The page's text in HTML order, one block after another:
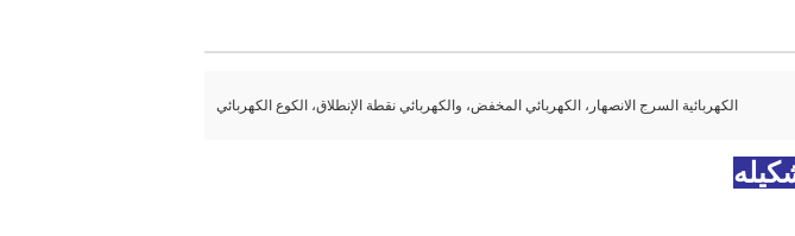
الكهربائية السرج الانصهار، الكهربائي المخفض، والكهربائي نقطة الإنطلاق، الكوع الكهربائي